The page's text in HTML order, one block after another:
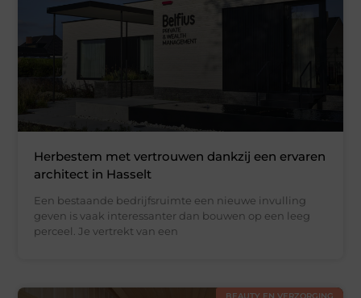
Herbestem met vertrouwen dankzij een ervaren
architect in Hasselt
Een bestaande bedrijfsruimte een nieuwe invulling
geven is vaak interessanter dan bouwen op een leeg
perceel. Je vertrekt van een
BEAUTY EN VERZORGING